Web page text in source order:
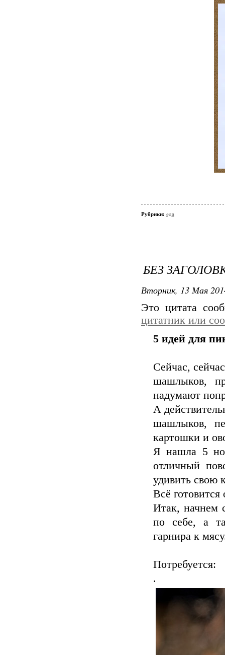
Рубрики: еда
БЕЗ
Вторник, 13 Мая
Это цитата
цитатник или
5 идей для
Сейчас,
шашлыков,
надумают
А
шашлыков,
картошки и
Я нашла 5
отличный
удивить свою
Всё
Итак, начнем
по себе, а
гарнира к
Потребуется:
.